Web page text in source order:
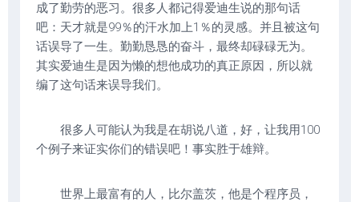
成了勤劳的恶习。很多人都记得爱迪生说的那句话
吧：天才就是99％的汗水加上1％的灵感。并且被这句
话误导了一生。勤勤恳恳的奋斗，最终却碌碌无为。
其实爱迪生是因为懒的想他成功的真正原因，所以就
编了这句话来误导我们。
很多人可能认为我是在胡说八道，好，让我用100
个例子来证实你们的错误吧！事实胜于雄辩。
世界上最富有的人，比尔盖茨，他是个程序员，